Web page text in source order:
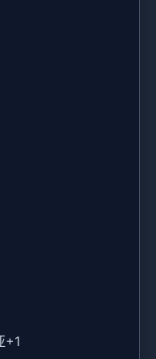
+1